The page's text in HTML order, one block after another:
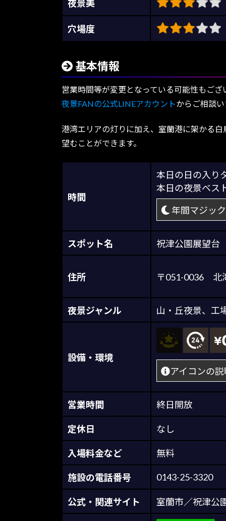
夜景美
穴場度
基本情報
営業時間等が変更となっている可能性もござ
夜景FANの公式LINEアカウントからご相談
港湾エリアの灯りに加え、室蘭港に架かる
望むことができます。
時間
本日の日の入
本日の夜景ベ
年間マジッ
スポット名 祝津公園展望台
住所 〒051-0036
夜景ジャンル 山・丘夜景、 工
設備・環境
アイコンの
営業時間 終日開放
定休日 なし
入場料金など 無料
施設の電話番号 0143-25-3320
公式・関連サイト 室蘭市／祝津公